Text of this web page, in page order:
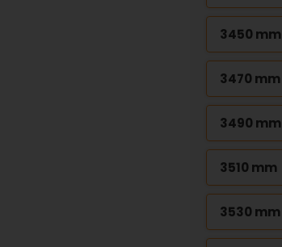
3450 mm
3470 mm
3490 mm
3510 mm
3530 mm